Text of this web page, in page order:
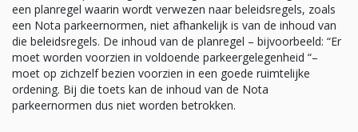
een planregel waarin wordt verwezen naar beleidsregels, zoals
een Nota parkeernormen, niet afhankelijk is van de inhoud van
die beleidsregels. De inhoud van de planregel – bijvoorbeeld: “Er
moet worden voorzien in voldoende parkeergelegenheid “–
moet op zichzelf bezien voorzien in een goede ruimtelijke
ordening. Bij die toets kan de inhoud van de Nota
parkeernormen dus niet worden betrokken.